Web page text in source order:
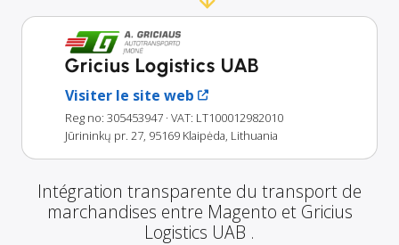
Gricius Logistics UAB
Visiter le site web
Reg no: 305453947 · VAT: LT100012982010
Jūrininkų pr. 27, 95169 Klaipėda, Lithuania
Intégration transparente du transport de
marchandises entre Magento et Gricius
Logistics UAB .